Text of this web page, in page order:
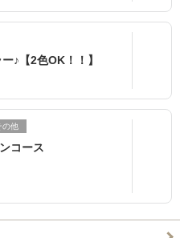
♪【2色OK！！】
の他
コース